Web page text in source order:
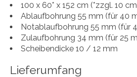
100 x 60* x 152 cm (*zzgl. 10
Ablaufbohrung 55 mm (für 40
Notablaufbohrung 55 mm (für
Zulaufbohrung 34 mm (für 25
Scheibendicke 10 / 12 mm
Lieferumfang